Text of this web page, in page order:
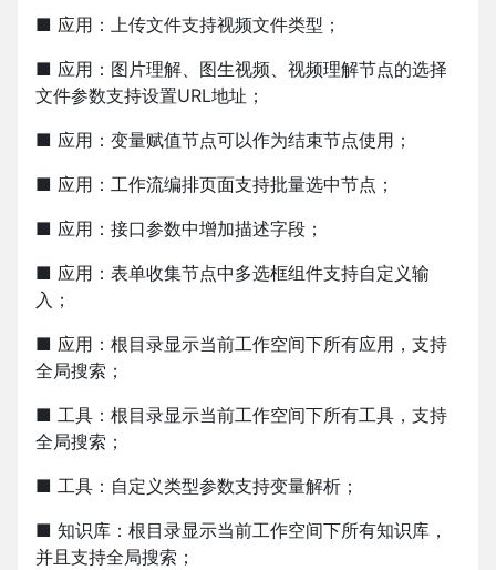
■ 应用：上传文件支持视频文件类型；
■ 应用：图片理解、图生视频、视频理解节点的选择
文件参数支持设置URL地址；
■ 应用：变量赋值节点可以作为结束节点使用；
■ 应用：工作流编排页面支持批量选中节点；
■ 应用：接口参数中增加描述字段；
■ 应用：表单收集节点中多选框组件支持自定义输
入；
■ 应用：根目录显示当前工作空间下所有应用，支持
全局搜索；
■ 工具：根目录显示当前工作空间下所有工具，支持
全局搜索；
■ 工具：自定义类型参数支持变量解析；
■ 知识库：根目录显示当前工作空间下所有知识库，
并且支持全局搜索；